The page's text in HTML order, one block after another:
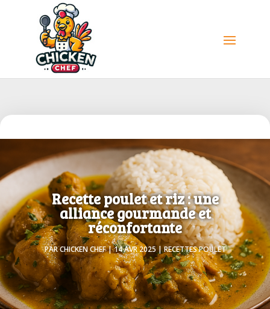
Recette poulet et riz : une
alliance gourmande et
réconfortante
PARCHICKEN CHEF|14 AVR 2025|RECETTES POULET